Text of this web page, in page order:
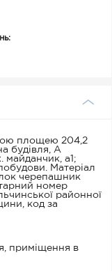
площею 204,2
будівля, А
майданчик, а1;
Матеріал
черепашник
номер
районної
код за
приміщення в